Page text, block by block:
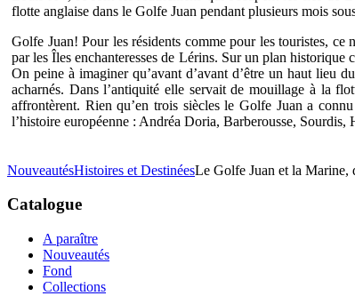
flotte anglaise dans le Golfe Juan pendant plusieurs mois
Golfe Juan! Pour les résidents comme pour les touristes,
par les Îles enchanteresses de Lérins. Sur un plan historique
On peine à imaginer qu’avant d’avant d’être un haut lieu
acharnés. Dans l’antiquité elle servait de mouillage à la
affrontèrent. Rien qu’en trois siècles le Golfe Juan a
l’histoire européenne : Andréa Doria, Barberousse,
NouveautésHistoires et DestinéesLe Golfe Juan et la Marine,
Catalogue
A paraître
Nouveautés
Fond
Collections